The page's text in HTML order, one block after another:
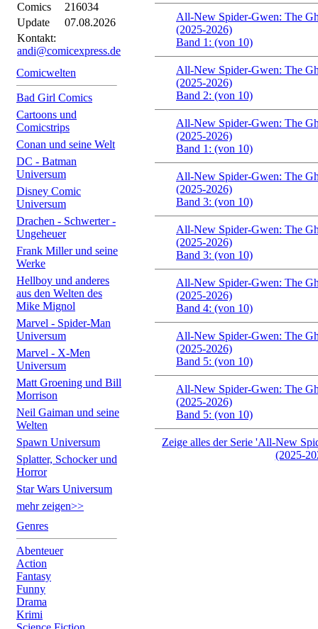
Comics
216034
Update
07.08.2026
Kontakt:
andi@comicexpress.de
Comicwelten
Bad Girl Comics
Cartoons und
Comicstrips
Conan und seine Welt
DC - Batman
Universum
Disney Comic
Universum
Drachen - Schwerter -
Ungeheuer
Frank Miller und seine
Werke
Hellboy und anderes
aus den Welten des
Mike Mignol
Marvel - Spider-Man
Universum
Marvel - X-Men
Universum
Matt Groening und Bill
Morrison
Neil Gaiman und seine
Welten
Spawn Universum
Splatter, Schocker und
Horror
Star Wars Universum
mehr zeigen>>
Genres
Abenteuer
Action
Fantasy
Funny
Drama
Krimi
All-New Spider-Gwen: The
(2025-2026)
Band 1: (von 10)
All-New Spider-Gwen: The
(2025-2026)
Band 2: (von 10)
All-New Spider-Gwen: The
(2025-2026)
Band 1: (von 10)
All-New Spider-Gwen: The
(2025-2026)
Band 3: (von 10)
All-New Spider-Gwen: The
(2025-2026)
Band 3: (von 10)
All-New Spider-Gwen: The
(2025-2026)
Band 4: (von 10)
All-New Spider-Gwen: The
(2025-2026)
Band 5: (von 10)
All-New Spider-Gwen: The
(2025-2026)
Band 5: (von 10)
Zeige alles der Serie 'All-New
(2025-